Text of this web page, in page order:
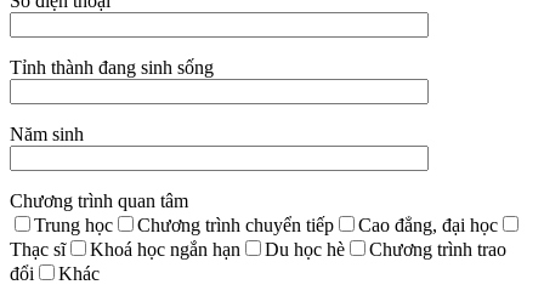
Tỉnh thành đang sinh sống
Năm sinh
Chương trình quan tâm
Trung học
Chương trình chuyển tiếp
Cao đẳng, đại học
Thạc sĩ
Khoá học ngắn hạn Du học hè
Chương trình trao
đổi
Khác